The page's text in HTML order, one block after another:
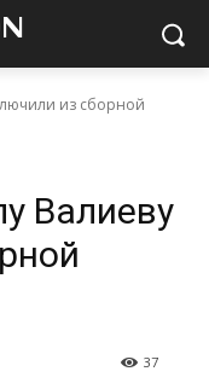
из сборной
Валиеву
37